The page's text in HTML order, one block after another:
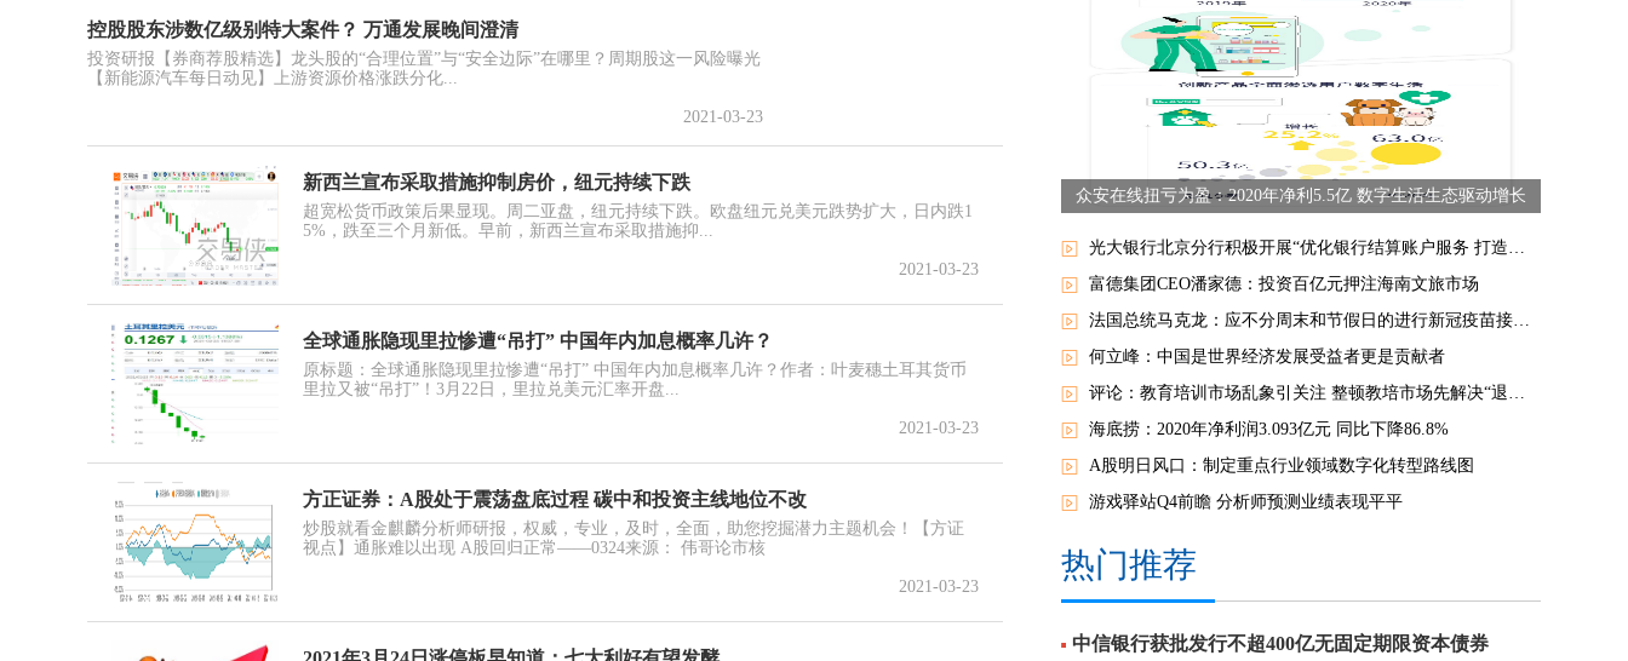
控股股东涉数亿级别特大案件？ 万通发展晚间澄清
投资研报【券商荐股精选】龙头股的“合理位置”与“安全边际”在哪里？周期股这一风险曝光
【新能源汽车每日动见】上游资源价格涨跌分化...
2021-03-23
新西兰宣布采取措施抑制房价，纽元持续下跌
超宽松货币政策后果显现。周二亚盘，纽元持续下跌。欧盘纽元兑美元跌势扩大，日内跌1
5%，跌至三个月新低。早前，新西兰宣布采取措施抑...
2021-03-23
全球通胀隐现里拉惨遭“吊打” 中国年内加息概率几许？
原标题：全球通胀隐现里拉惨遭“吊打” 中国年内加息概率几许？作者：叶麦穗土耳其货币
里拉又被“吊打”！3月22日，里拉兑美元汇率开盘...
2021-03-23
方正证券：A股处于震荡盘底过程 碳中和投资主线地位不改
炒股就看金麒麟分析师研报，权威，专业，及时，全面，助您挖掘潜力主题机会！【方证
视点】通胀难以出现 A股回归正常——0324来源： 伟哥论市核
2021-03-23
众安在线扭亏为盈：2020年净利5.5亿 数字生活生态驱动增长
光大银行北京分行积极开展“优化银行结算账户服务 打造首都优质营商环境”宣传活动
富德集团CEO潘家德：投资百亿元押注海南文旅市场
法国总统马克龙：应不分周末和节假日的进行新冠疫苗接种工作
何立峰：中国是世界经济发展受益者更是贡献者
评论：教育培训市场乱象引关注 整顿教培市场先解决“退费难”
海底捞：2020年净利润3.093亿元 同比下降86.8%
A股明日风口：制定重点行业领域数字化转型路线图
游戏驿站Q4前瞻 分析师预测业绩表现平平
热门推荐
中信银行获批发行不超400亿无固定期限资本债券